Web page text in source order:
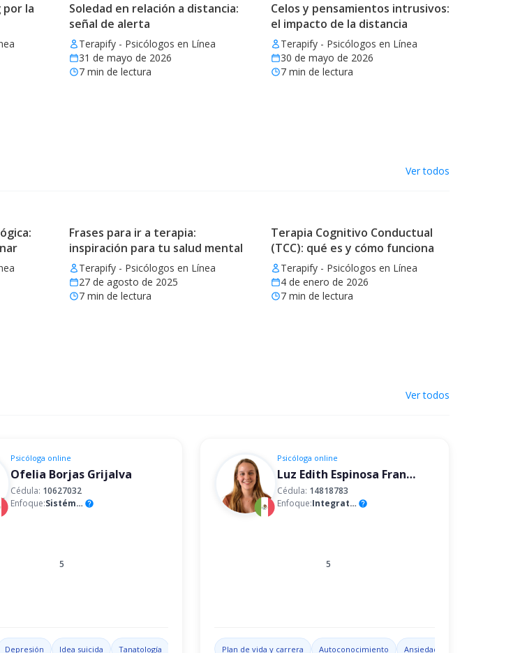
la
Soledad en relación a distancia:
señal de alerta
Terapify - Psicólogos en Línea
31 de mayo de 2026
7 min de lectura
Celos y pensamientos intrusivos:
el impacto de la distancia
Terapify - Psicólogos en Línea
30 de mayo de 2026
7min de lectura
Ver todos
Frases para ir a terapia:
inspiración para tu salud mental
Terapify - Psicólogos en Línea
27 de agosto de 2025
7 min de lectura
Terapia Cognitivo Conductual
(TCC): qué es y cómo funciona
Terapify - Psicólogos en Línea
4 de enero de 2026
7min de lectura
Ver todos
por déficit de atención con hiperactividad
Psicóloga online
Ofelia Borjas Grijalva
Cédula: 10627032
Enfoque:
Sistémico help
5
Depresión Idea suicida Tanatología Problemas familiares
Psicóloga online
Luz Edith Espinosa Franco
Cédula: 14818783
Enfoque:
Integrativo help
5
Plan de vida y carrera Autoconocimiento Ansiedad